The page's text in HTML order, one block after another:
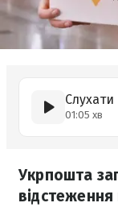
01:05 хв
Укрпошта